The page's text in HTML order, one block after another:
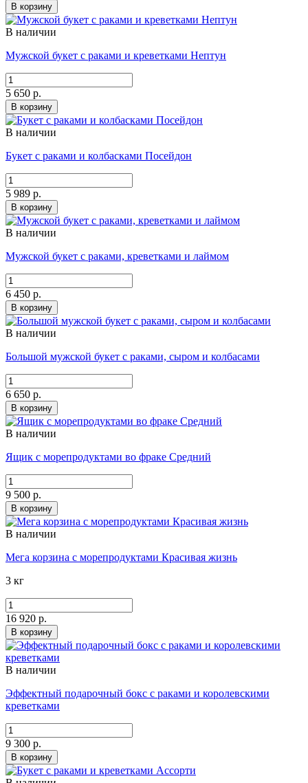
В корзину
В наличии
Мужской букет с раками и креветками Нептун
5 650 р.
В корзину
В наличии
Букет с раками и колбасками Посейдон
5 989 р.
В корзину
В наличии
Мужской букет с раками, креветками и лаймом
6 450 р.
В корзину
В наличии
Большой мужской букет с раками, сыром и колбасами
6 650 р.
В корзину
В наличии
Ящик с морепродуктами во фраке Средний
9 500 р.
В корзину
В наличии
Мега корзина с морепродуктами Красивая жизнь
3 кг
16 920 р.
В корзину
В наличии
Эффектный подарочный бокс с раками и королевскими
креветками
9 300 р.
В корзину